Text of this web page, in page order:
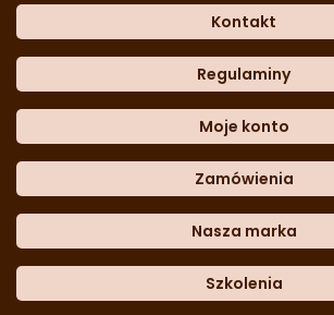
Kontakt
Dane kontaktowe
Często zadawane pytania
Sklep stacjonarny
Formularz kontaktowy
Blog
telefon:601 767 272
Regulaminy
Polityka prywatności
Polityka cookies
Polityka reklamacji
Polityka zwrotów
Dostępność cyfrowa
Moje konto
Moje dane
Historia zamówień
Lista ulubionych
Moje rabaty
Zamówienia
Metody płatności
Dane do przelewu
Formularzreklamacji
Formularzzwrotu
Nasza marka
Trio Gelato
CDN
Szkolenia